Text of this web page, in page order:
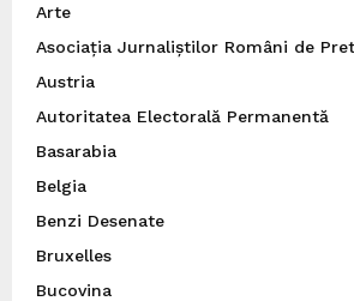
Arte
Asociația Jurnaliștilor Români de
Austria
Autoritatea Electorală Permanentă
Basarabia
Belgia
Benzi Desenate
Bruxelles
Bucovina